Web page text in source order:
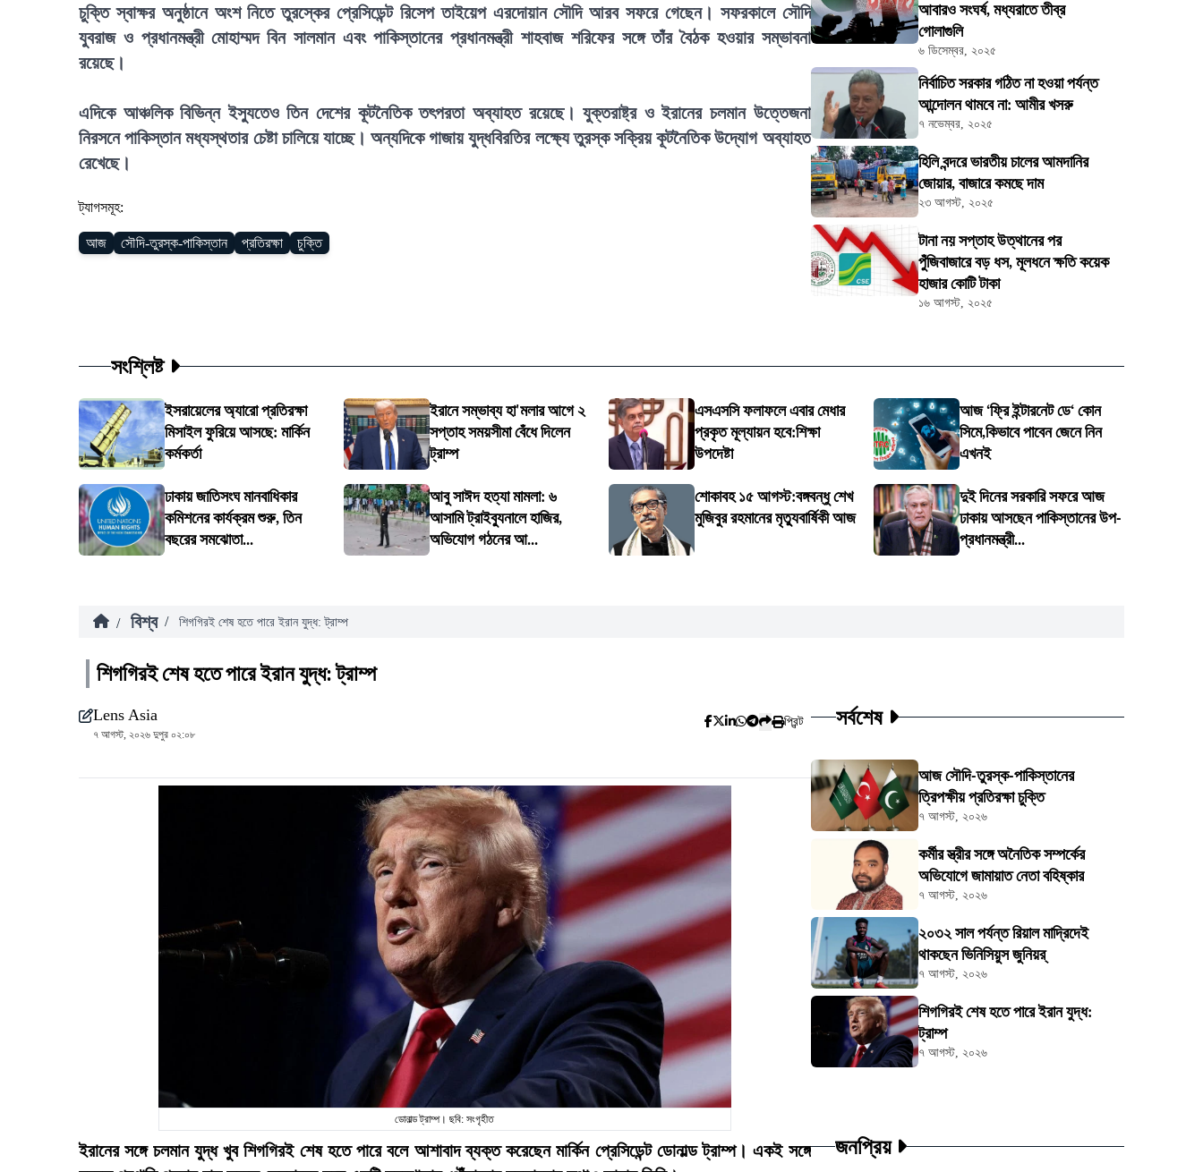
চুক্তি স্বাক্ষর অনুষ্ঠানে অংশ নিতে তুরস্কের প্রেসিডেন্ট রিসেপ তাইয়েপ এরদোয়ান সৌদি আরব সফরে গেছেন। সফরকালে সৌদি
যুবরাজ ও প্রধানমন্ত্রী মোহাম্মদ বিন সালমান এবং পাকিস্তানের প্রধানমন্ত্রী শাহবাজ শরিফের সঙ্গে তাঁর বৈঠক হওয়ার সম্ভাবনা
রয়েছে।
এদিকে আঞ্চলিক বিভিন্ন ইস্যুতেও তিন দেশের কূটনৈতিক তৎপরতা অব্যাহত রয়েছে। যুক্তরাষ্ট্র ও ইরানের চলমান উত্তেজনা
নিরসনে পাকিস্তান মধ্যস্থতার চেষ্টা চালিয়ে যাচ্ছে। অন্যদিকে গাজায় যুদ্ধবিরতির লক্ষ্যে তুরস্ক সক্রিয় কূটনৈতিক উদ্যোগ অব্যাহত
রেখেছে।
ট্যাগসমূহ:
আজ সৌদি-তুরস্ক-পাকিস্তান প্রতিরক্ষা চুক্তি
আবারও সংঘর্ষ, মধ্যরাতে তীব্র
গোলাগুলি
৬ ডিসেম্বর, ২০২৫
নির্বাচিত সরকার গঠিত না হওয়া পর্যন্ত
আন্দোলন থামবে না: আমীর খসরু
৭ নভেম্বর, ২০২৫
হিলি বন্দরে ভারতীয় চালের আমদানির
জোয়ার, বাজারে কমছে দাম
২৩ আগস্ট, ২০২৫
টানা নয় সপ্তাহ উত্থানের পর
পুঁজিবাজারে বড় ধস, মূলধনে ক্ষতি কয়েক
হাজার কোটি টাকা
১৬ আগস্ট, ২০২৫
সংশ্লিষ্ট
ইসরায়েলের অ্যারো প্রতিরক্ষা
মিসাইল ফুরিয়ে আসছে: মার্কিন
কর্মকর্তা
ইরানে সম্ভাব্য হা'মলার আগে ২
সপ্তাহ সময়সীমা বেঁধে দিলেন
ট্রাম্প
এসএসসি ফলাফলে এবার মেধার
প্রকৃত মূল্যায়ন হবে:শিক্ষা
উপদেষ্টা
আজ ‘ফ্রি ইন্টারনেট ডে‘ কোন
সিমে,কিভাবে পাবেন জেনে নিন
এখনই
ঢাকায় জাতিসংঘ মানবাধিকার
কমিশনের কার্যক্রম শুরু, তিন
বছরের সমঝোতা...
আবু সাঈদ হত্যা মামলা: ৬
আসামি ট্রাইব্যুনালে হাজির,
অভিযোগ গঠনের আ...
শোকাবহ ১৫ আগস্ট:বঙ্গবন্ধু শেখ
মুজিবুর রহমানের মৃত্যুবার্ষিকী আজ
দুই দিনের সরকারি সফরে আজ
ঢাকায় আসছেন পাকিস্তানের উপ-
প্রধানমন্ত্রী...
/ বিশ্ব / শিগগিরই শেষ হতে পারে ইরান যুদ্ধ: ট্রাম্প
শিগগিরই শেষ হতে পারে ইরান যুদ্ধ: ট্রাম্প
Lens Asia
৭ আগস্ট, ২০২৬ দুপুর ০২:০৮
প্রিন্ট
ডোনাল্ড ট্রাম্প। ছবি: সংগৃহীত
ইরানের সঙ্গে চলমান যুদ্ধ খুব শিগগিরই শেষ হতে পারে বলে আশাবাদ ব্যক্ত করেছেন মার্কিন প্রেসিডেন্ট ডোনাল্ড ট্রাম্প। একই সঙ্গে
সর্বশেষ
আজ সৌদি-তুরস্ক-পাকিস্তানের
ত্রিপক্ষীয় প্রতিরক্ষা চুক্তি
৭ আগস্ট, ২০২৬
কর্মীর স্ত্রীর সঙ্গে অনৈতিক সম্পর্কের
অভিযোগে জামায়াত নেতা বহিষ্কার
৭ আগস্ট, ২০২৬
২০৩২ সাল পর্যন্ত রিয়াল মাদ্রিদেই
থাকছেন ভিনিসিয়ুস জুনিয়র্
৭ আগস্ট, ২০২৬
শিগগিরই শেষ হতে পারে ইরান যুদ্ধ:
ট্রাম্প
৭ আগস্ট, ২০২৬
জনপ্রিয়